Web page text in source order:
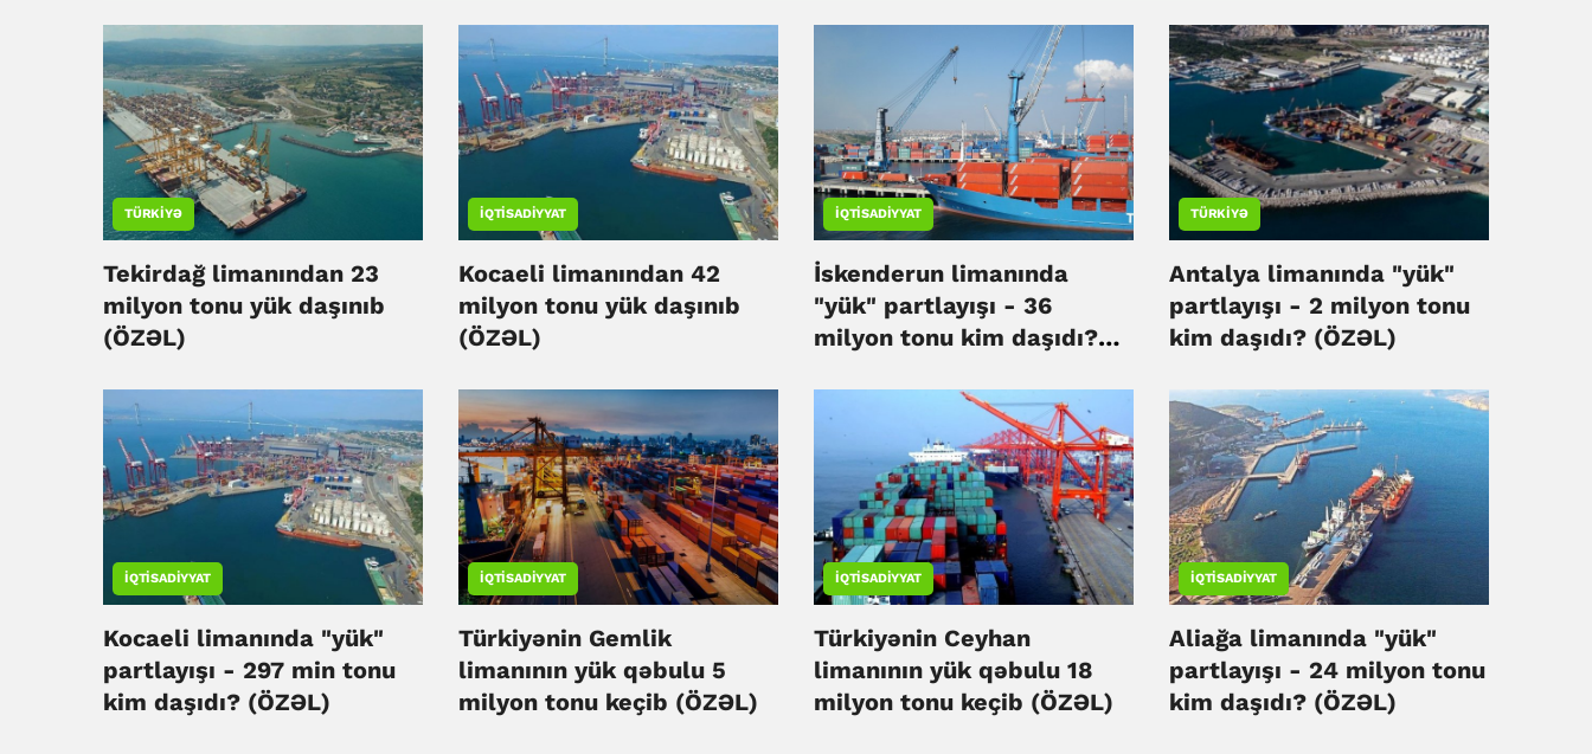
TÜRKIYƏ
Tekirdağ limanından 23
milyon tonu yük daşınıb
(ÖZƏL)
İQTISADIYYAT
Kocaeli limanından 42
milyon tonu yük daşınıb
(ÖZƏL)
İQTISADIYYAT
İskenderun limanında
"yük" partlayışı - 36
milyon tonu kim daşıdı?
TÜRKIYƏ
Antalya limanında "yük"
partlayışı - 2 milyon tonu
kim daşıdı? (ÖZƏL)
İQTISADIYYAT
Kocaeli limanında "yük"
partlayışı - 297 min tonu
kim daşıdı? (ÖZƏL)
İQTISADIYYAT
Türkiyənin Gemlik
limanının yük qəbulu 5
milyon tonu keçib (ÖZƏL)
İQTISADIYYAT
Türkiyənin Ceyhan
limanının yük qəbulu 18
milyon tonu keçib (ÖZƏL)
İQTISADIYYAT
Aliağa limanında "yük"
partlayışı - 24 milyon tonu
kim daşıdı? (ÖZƏL)